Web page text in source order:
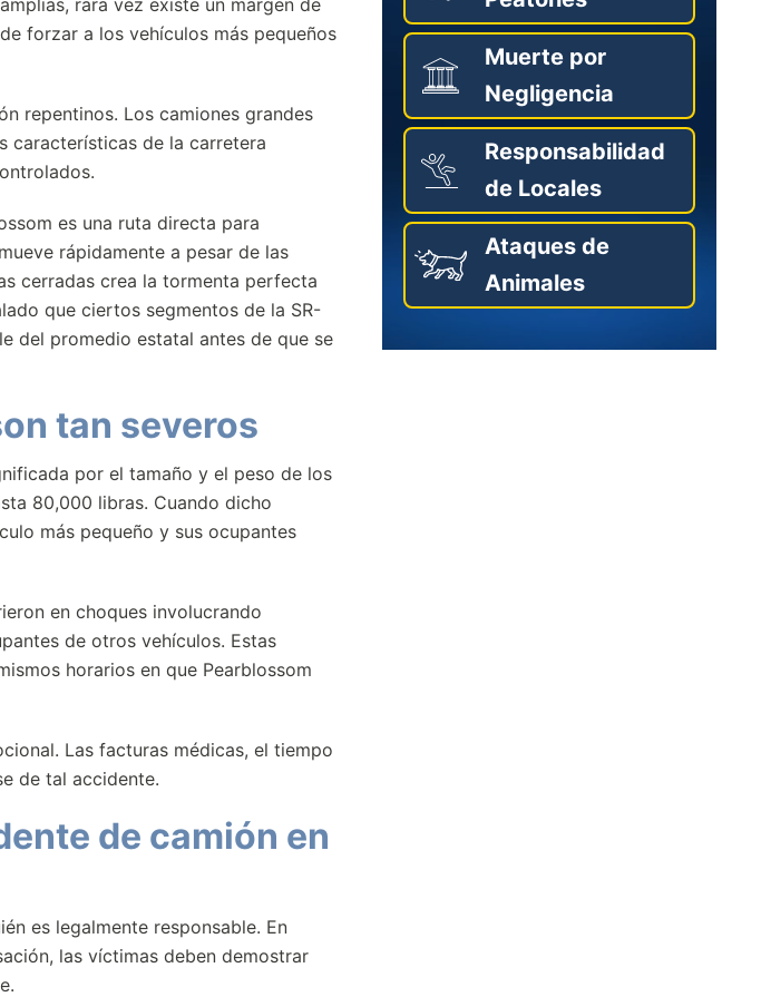
rara vez existe un margen de
forzar a los vehículos más pequeños
repentinos. Los camiones grandes
características de la carretera
es una ruta directa para
rápidamente a pesar de las
cerradas crea la tormenta perfecta
que ciertos segmentos de la SR-
del promedio estatal antes de que se
tan severos
por el tamaño y el peso de los
80,000 libras. Cuando dicho
más pequeño y sus ocupantes
en choques involucrando
de otros vehículos. Estas
horarios en que Pearblossom
Las facturas médicas, el tiempo
de tal accidente.
de camión en
es legalmente responsable. En
las víctimas deben demostrar
Muerte por
Negligencia
Responsabilidad
de Locales
Ataques de
Animales